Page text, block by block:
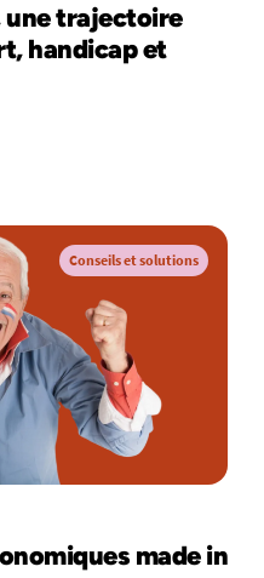
une trajectoire
handicap et
Conseils et solutions
made in